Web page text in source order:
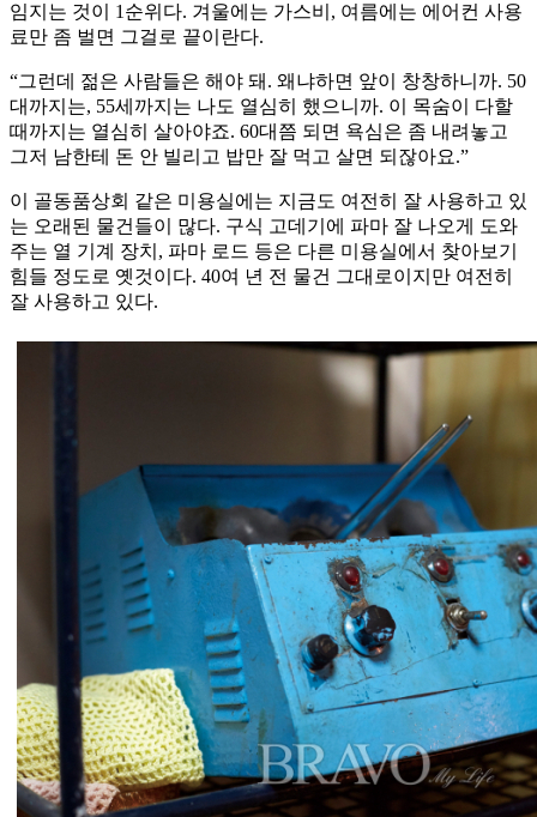
임지는 것이 1순위다. 겨울에는 가스비, 여름에는 에어컨 사용
료만 좀 벌면 그걸로 끝이란다.
“그런데 젊은 사람들은 해야 돼. 왜냐하면 앞이 창창하니까. 50
대까지는, 55세까지는 나도 열심히 했으니까. 이 목숨이 다할
때까지는 열심히 살아야죠. 60대쯤 되면 욕심은 좀 내려놓고
그저 남한테 돈 안 빌리고 밥만 잘 먹고 살면 되잖아요.”
이 골동품상회 같은 미용실에는 지금도 여전히 잘 사용하고 있
는 오래된 물건들이 많다. 구식 고데기에 파마 잘 나오게 도와
주는 열 기계 장치, 파마 로드 등은 다른 미용실에서 찾아보기
힘들 정도로 옛것이다. 40여 년 전 물건 그대로이지만 여전히
잘 사용하고 있다.